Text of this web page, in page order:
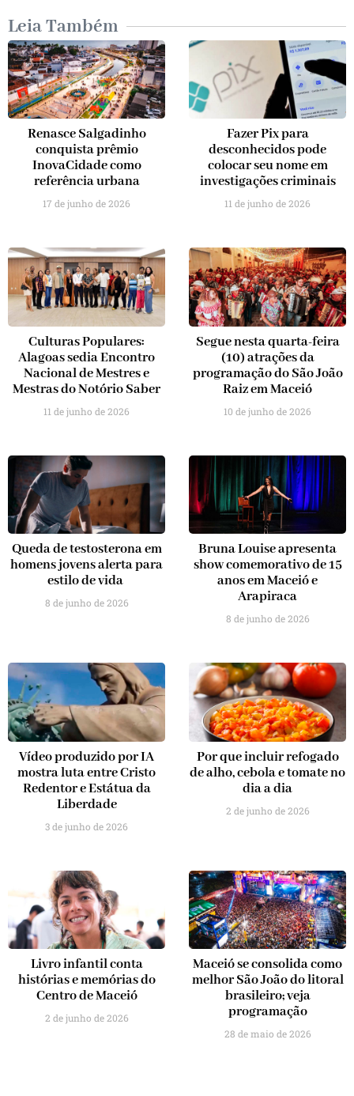
Renasce Salgadinho
conquista prêmio
InovaCidade como
referência urbana
17 de junho de 2026
Fazer Pix para
desconhecidos pode
colocar seu nome em
investigações criminais
11 de junho de 2026
Culturas Populares:
Alagoas sedia Encontro
Nacional de Mestres e
Mestras do Notório Saber
11 de junho de 2026
Segue nesta quarta-feira
(10) atrações da
programação do São João
Raiz em Maceió
10 de junho de 2026
Queda de testosterona em
homens jovens alerta para
estilo de vida
8 de junho de 2026
Bruna Louise apresenta
show comemorativo de 15
anos em Maceió e
Arapiraca
8 de junho de 2026
Vídeo produzido por IA
mostra luta entre Cristo
Redentor e Estátua da
Liberdade
3 de junho de 2026
Por que incluir refogado
de alho, cebola e tomate no
dia a dia
2 de junho de 2026
Livro infantil conta
histórias e memórias do
Centro de Maceió
2 de junho de 2026
Maceió se consolida como
melhor São João do litoral
brasileiro; veja
programação
28 de maio de 2026
Leia Também